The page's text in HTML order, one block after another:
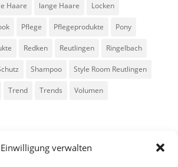
Einwilligung verwalten
Haare lange Haare Locken
Pflege Pflegeprodukte Pony
Redken Reutlingen Ringelbach
Shampoo Style Room Reutlingen
Trend Trends Volumen